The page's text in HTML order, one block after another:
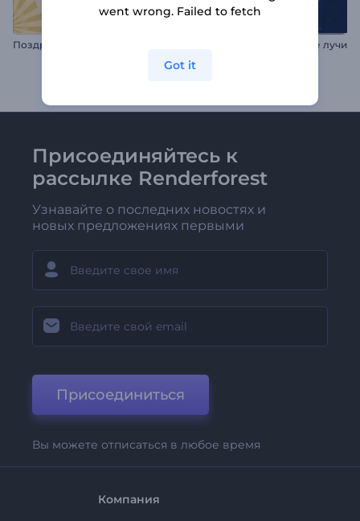
Анимация лого: Световые лучи
Присоединяйтесь к
рассылке Renderforest
Узнавайте о последних новостях и
новых предложениях первыми
Присоединиться
Вы можете отписаться в любое время
Компания
went wrong. Failed to fetch
Got it